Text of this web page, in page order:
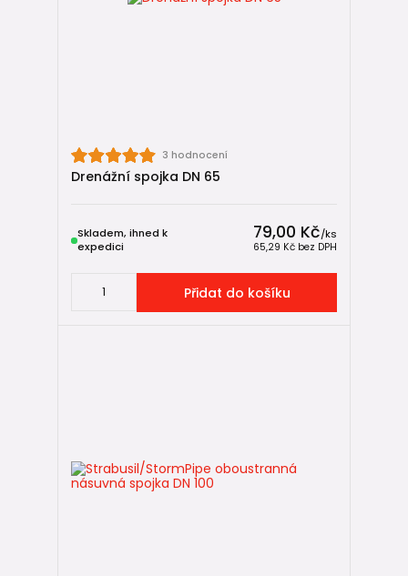
3 hodnocení
Drenážní spojka DN 65
79,00 Kč/ks
65,29 Kč bez DPH
Skladem, ihned k
expedici
Přidat do košíku